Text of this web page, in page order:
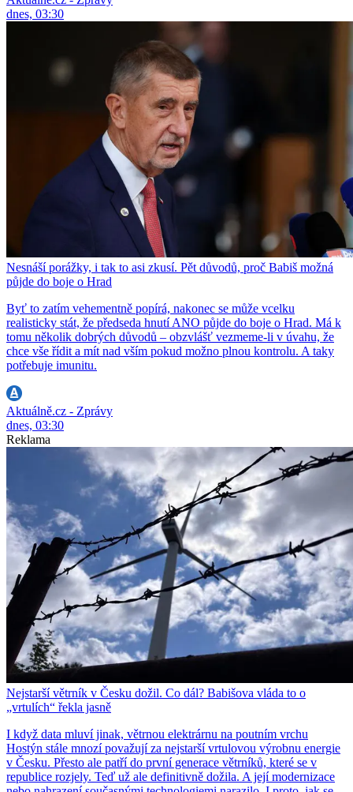
dnes, 03:30
Nesnáší porážky, i tak to asi zkusí. Pět důvodů, proč Babiš možná
půjde do boje o Hrad
Byť to zatím vehementně popírá, nakonec se může vcelku
realisticky stát, že předseda hnutí ANO půjde do boje o Hrad. Má k
tomu několik dobrých důvodů – obzvlášť vezmeme-li v úvahu, že
chce vše řídit a mít nad vším pokud možno plnou kontrolu. A taky
potřebuje imunitu.
Aktuálně.cz - Zprávy
dnes, 03:30
Reklama
Nejstarší větrník v Česku dožil. Co dál? Babišova vláda to o
„vrtulích“ řekla jasně
I když data mluví jinak, větrnou elektrárnu na poutním vrchu
Hostýn stále mnozí považují za nejstarší vrtulovou výrobnu energie
v Česku. Přesto ale patří do první generace větrníků, které se v
republice rozjely. Teď už ale definitivně dožila. A její modernizace